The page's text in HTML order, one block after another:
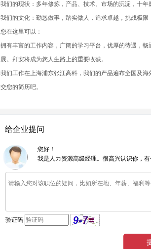
我们的现状：多年修炼，产品、技术、市场的沉淀，十年
我们的文化：勤恳做事，踏实做人，追求卓越，挑战极限
您在这里可以：
拥有丰富的工作内容，广阔的学习平台，优厚的待遇，
展。拜安将成为您人生路上的重要收获。
我们工作在上海浦东张江高科，我们的产品遍布全国及
交您的简历吧。
给企业提问
您好！
我是人力资源高级经理。很高兴认识你，有
验证码